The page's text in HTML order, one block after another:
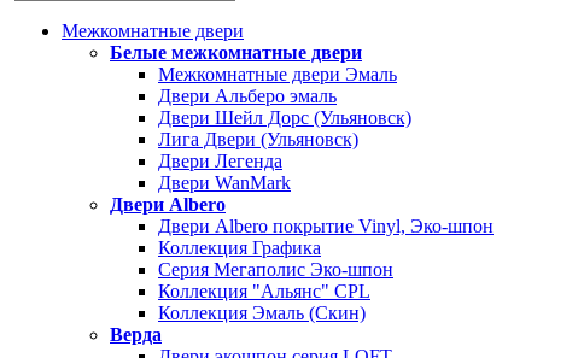
Межкомнатные двери
Белые межкомнатные двери
Межкомнатные двери Эмаль
Двери Альберо эмаль
Двери Шейл Дорс (Ульяновск)
Лига Двери (Ульяновск)
Двери Легенда
Двери WanMark
Двери Albero
Двери Albero покрытие Vinyl, Эко-шпон
Коллекция Графика
Серия Мегаполис Эко-шпон
Коллекция "Альянс" CPL
Коллекция Эмаль (Скин)
Верда